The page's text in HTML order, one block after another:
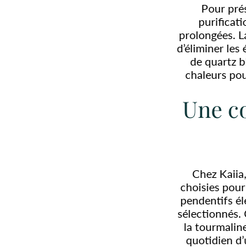
Pour
prolongées.
d’éliminer
de quartz
chaleurs
Une
Chez
choisies
pendentifs
sélectionnés.
la
quotidien